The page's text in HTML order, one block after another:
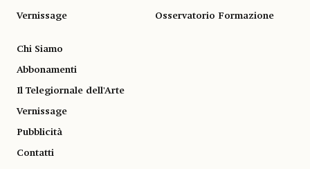
Vernissage Osservatorio Formazione
Chi Siamo
Abbonamenti
Il Telegiornale dell'Arte
Vernissage
Pubblicità
Contatti